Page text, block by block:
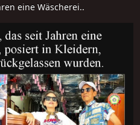
eine Wäscherei..